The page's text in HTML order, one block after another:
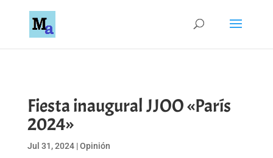
Fiesta inaugural JJOO «París
2024»
Jul 31, 2024|Opinión